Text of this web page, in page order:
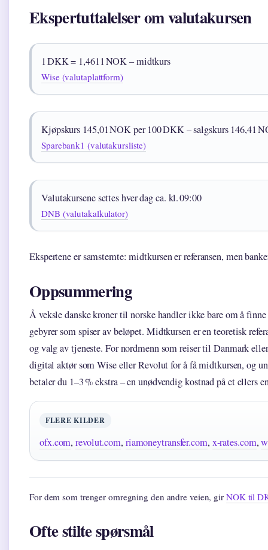
Ekspertuttalelser om valutakursen
1 DKK = 1,4611 NOK – midtkurs
Wise (valutaplattform)
Kjøpskurs 145,01 NOK per 100 DKK – salgskurs 146,41
Sparebank1 (valutakursliste)
Valutakursene settes hver dag ca. kl. 09:00
DNB (valutakalkulator)
Ekspertene er samstemte: midtkursen er referansen, men
Oppsummering
Å veksle danske kroner til norske handler ikke bare om å
gebyrer som spiser av beløpet. Midtkursen er en teoretisk
og valg av tjeneste. For nordmenn som reiser til Danmark
digital aktør som Wise eller Revolut for å få midtkursen, og
betaler du 1–3 % ekstra – en unødvendig kostnad på et ellers
FLERE KILDER
ofx.com,revolut.com, riamoneytransfer.com, x-rates.com,
For dem som trenger omregning den andre veien, gir NOK til
Ofte stilte spørsmål